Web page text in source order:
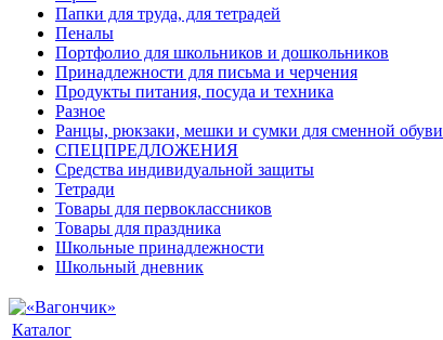
Папки для труда, для тетрадей
Пеналы
Портфолио для школьников и дошкольников
Принадлежности для письма и черчения
Продукты питания, посуда и техника
Разное
Ранцы, рюкзаки, мешки и сумки для сменной обуви
СПЕЦПРЕДЛОЖЕНИЯ
Средства индивидуальной защиты
Тетради
Товары для первоклассников
Товары для праздника
Школьные принадлежности
Школьный дневник
Каталог